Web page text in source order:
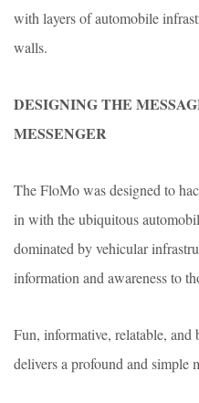
with layers of automobile
walls.
DESIGNING THE
MESSENGER
The FloMo was designed to
in with the ubiquitous
dominated by vehicular
information and awareness to
Fun, informative, relatable,
delivers a profound and simple